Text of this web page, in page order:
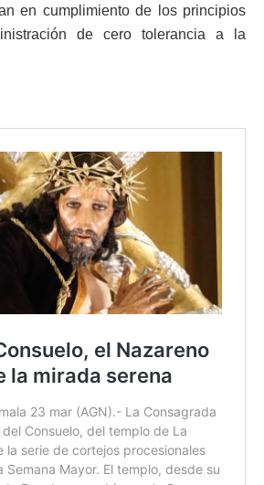
en cumplimiento de los principios
de cero tolerancia a la